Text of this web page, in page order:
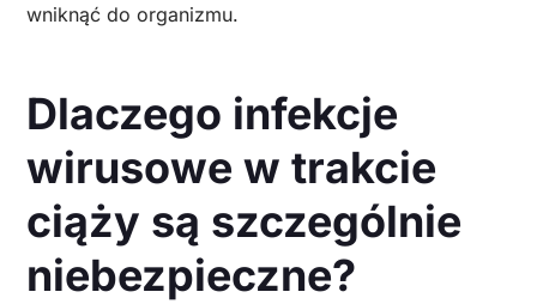
wniknąć do organizmu.
Dlaczego infekcje
wirusowe w trakcie
ciąży są szczególnie
niebezpieczne?